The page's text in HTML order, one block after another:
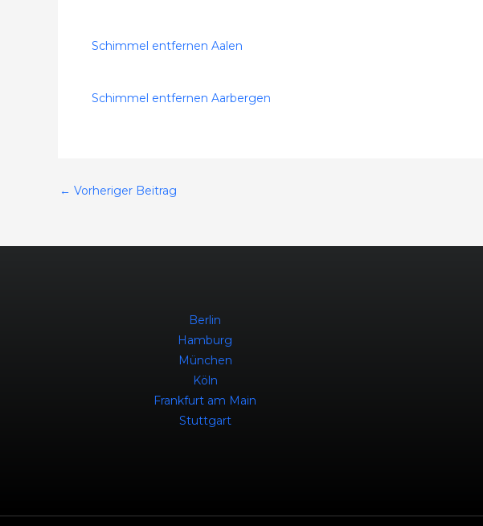
Schimmel entfernen Aalen
Schimmel entfernen Aarbergen
← Vorheriger Beitrag
Berlin
Hamburg
München
Köln
Frankfurt am Main
Stuttgart